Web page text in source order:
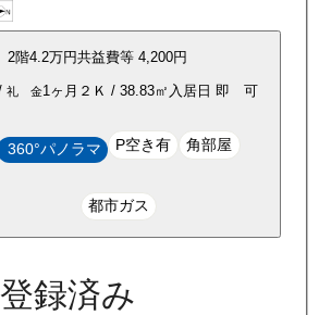
2階4.2万円共益費等 4,200円
礼 金1ヶ月 ２Ｋ / 38.83㎡ 入居日 即 可
360°パノラマ P空き有 角部屋
都市ガス
録済み